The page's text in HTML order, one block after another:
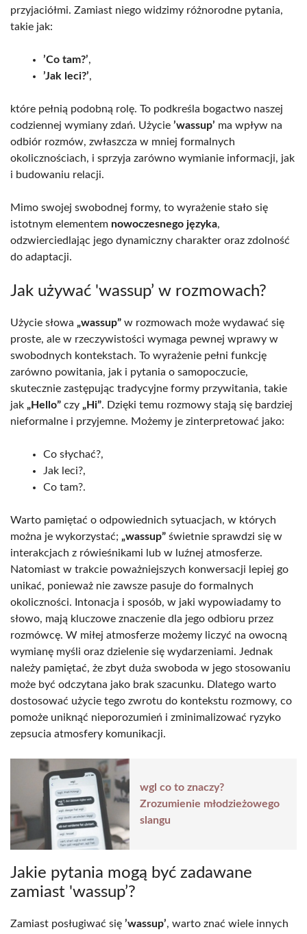
przyjaciółmi. Zamiast niego widzimy różnorodne pytania,
takie jak:
’Co tam?’,
’Jak leci?’,
które pełnią podobną rolę. To podkreśla bogactwo naszej
codziennej wymiany zdań. Użycie ’wassup’ ma wpływ na
odbiór rozmów, zwłaszcza w mniej formalnych
okolicznościach, i sprzyja zarówno wymianie informacji, jak
i budowaniu relacji.
Mimo swojej swobodnej formy, to wyrażenie stało się
istotnym elementem nowoczesnego języka,
odzwierciedlając jego dynamiczny charakter oraz zdolność
do adaptacji.
Jak używać 'wassup’ w rozmowach?
Użycie słowa „wassup” w rozmowach może wydawać się
proste, ale w rzeczywistości wymaga pewnej wprawy w
swobodnych kontekstach. To wyrażenie pełni funkcję
zarówno powitania, jak i pytania o samopoczucie,
skutecznie zastępując tradycyjne formy przywitania, takie
jak „Hello” czy „Hi”. Dzięki temu rozmowy stają się bardziej
nieformalne i przyjemne. Możemy je zinterpretować jako:
Co słychać?,
Jak leci?,
Co tam?.
Warto pamiętać o odpowiednich sytuacjach, w których
można je wykorzystać; „wassup” świetnie sprawdzi się w
interakcjach z rówieśnikami lub w luźnej atmosferze.
Natomiast w trakcie poważniejszych konwersacji lepiej go
unikać, ponieważ nie zawsze pasuje do formalnych
okoliczności. Intonacja i sposób, w jaki wypowiadamy to
słowo, mają kluczowe znaczenie dla jego odbioru przez
rozmówcę. W miłej atmosferze możemy liczyć na owocną
wymianę myśli oraz dzielenie się wydarzeniami. Jednak
należy pamiętać, że zbyt duża swoboda w jego stosowaniu
może być odczytana jako brak szacunku. Dlatego warto
dostosować użycie tego zwrotu do kontekstu rozmowy, co
pomoże uniknąć nieporozumień i zminimalizować ryzyko
zepsucia atmosfery komunikacji.
wgl co to znaczy?
Zrozumienie młodzieżowego
slangu
Jakie pytania mogą być zadawane
zamiast 'wassup’?
Zamiast posługiwać się ’wassup’, warto znać wiele innych